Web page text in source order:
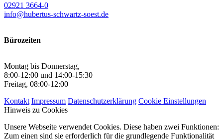
02921 3664-0
info@hubertus-schwartz-soest.de
Bürozeiten
Montag bis Donnerstag,
8:00-12:00 und 14:00-15:30
Freitag, 08:00-12:00
Kontakt Impressum Datenschutzerklärung Cookie Einstellungen
Hinweis zu Cookies
Unsere Webseite verwendet Cookies. Diese haben zwei Funktionen:
Zum einen sind sie erforderlich für die grundlegende Funktionalität